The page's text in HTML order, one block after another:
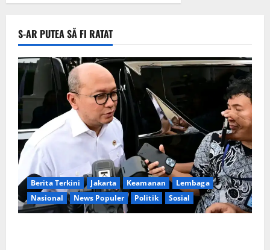
S-AR PUTEA SĂ FI RATAT
Berita Terkini Jakarta Keamanan
Lembaga
Nasional
News Populer Politik Sosial